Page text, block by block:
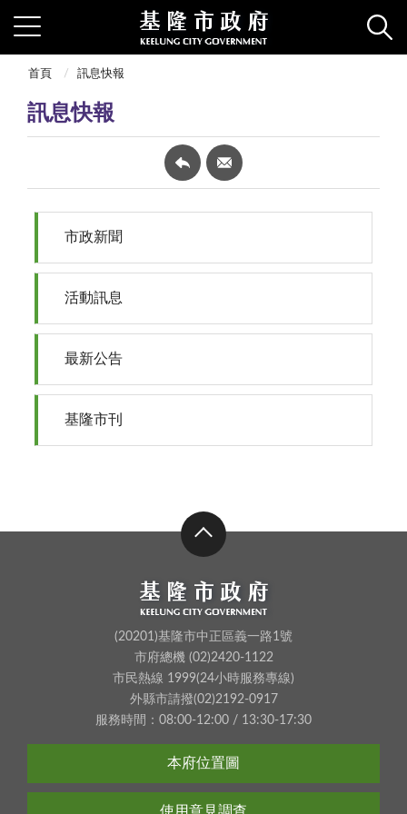
首頁 訊息快報
訊息快報
市政新聞
活動訊息
最新公告
基隆市刊
(20201)基隆市中正區義一路1號
市府總機 (02)2420-1122
市民熱線 1999(24小時服務專線)
外縣市請撥(02)2192-0917
服務時間：08:00-12:00 / 13:30-17:30
本府位置圖